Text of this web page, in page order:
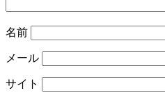
名前
メール
サイト